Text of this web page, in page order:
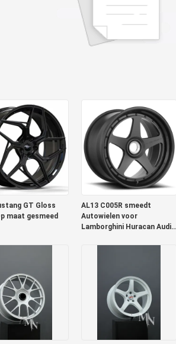
GT Gloss
maat gesmeed
AL13 C005R smeedt
Autowielen voor
Lamborghini Huracan Audi